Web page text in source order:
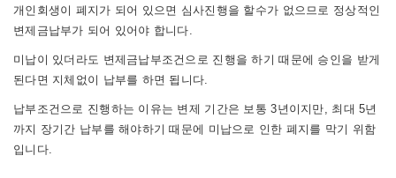
개인회생이 폐지가 되어 있으면 심사진행을 할수가 없으므로 정상적인
변제금납부가 되어 있어야 합니다.
미납이 있더라도 변제금납부조건으로 진행을 하기 때문에 승인을 받게
된다면 지체없이 납부를 하면 됩니다.
납부조건으로 진행하는 이유는 변제 기간은 보통 3년이지만, 최대 5년
까지 장기간 납부를 해야하기 때문에 미납으로 인한 폐지를 막기 위함
입니다.